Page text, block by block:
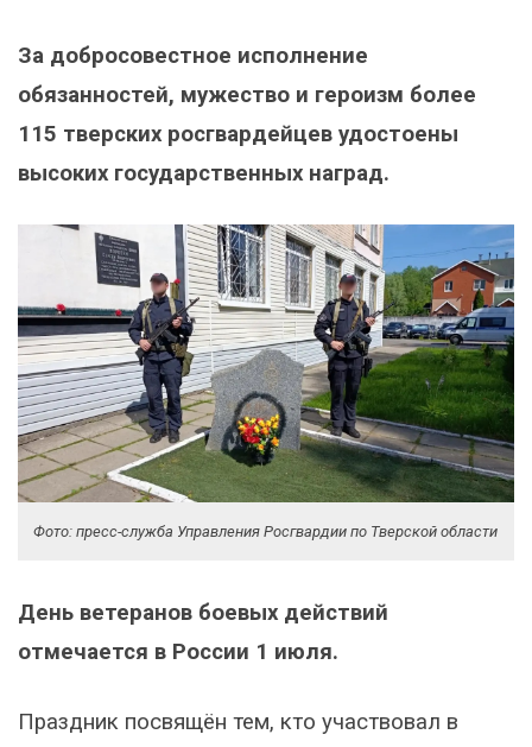
За добросовестное исполнение
обязанностей, мужество и героизм более
115 тверских росгвардейцев удостоены
высоких государственных наград.
Фото: пресс-служба Управления Росгвардии по Тверской области
День ветеранов боевых действий
отмечается в России 1 июля.
Праздник посвящён тем, кто участвовал в